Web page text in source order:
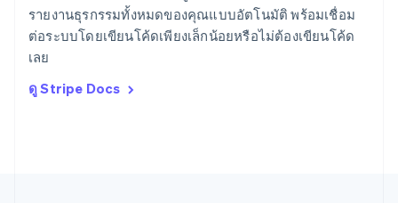
รายงานธุรกรรมทั้งหมดของคุณแบบอัตโนมัติ พร้อมเชื่อม
ต่อระบบโดยเขียนโค้ดเพียงเล็กน้อยหรือไม่ต้องเขียนโค้ด
เลย
ดู Stripe Docs
ออสเตรเลีย
English
ออสเตรีย
ItalianoEnglish